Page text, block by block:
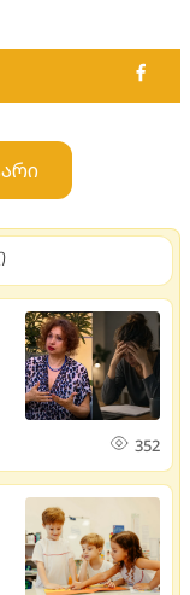
352